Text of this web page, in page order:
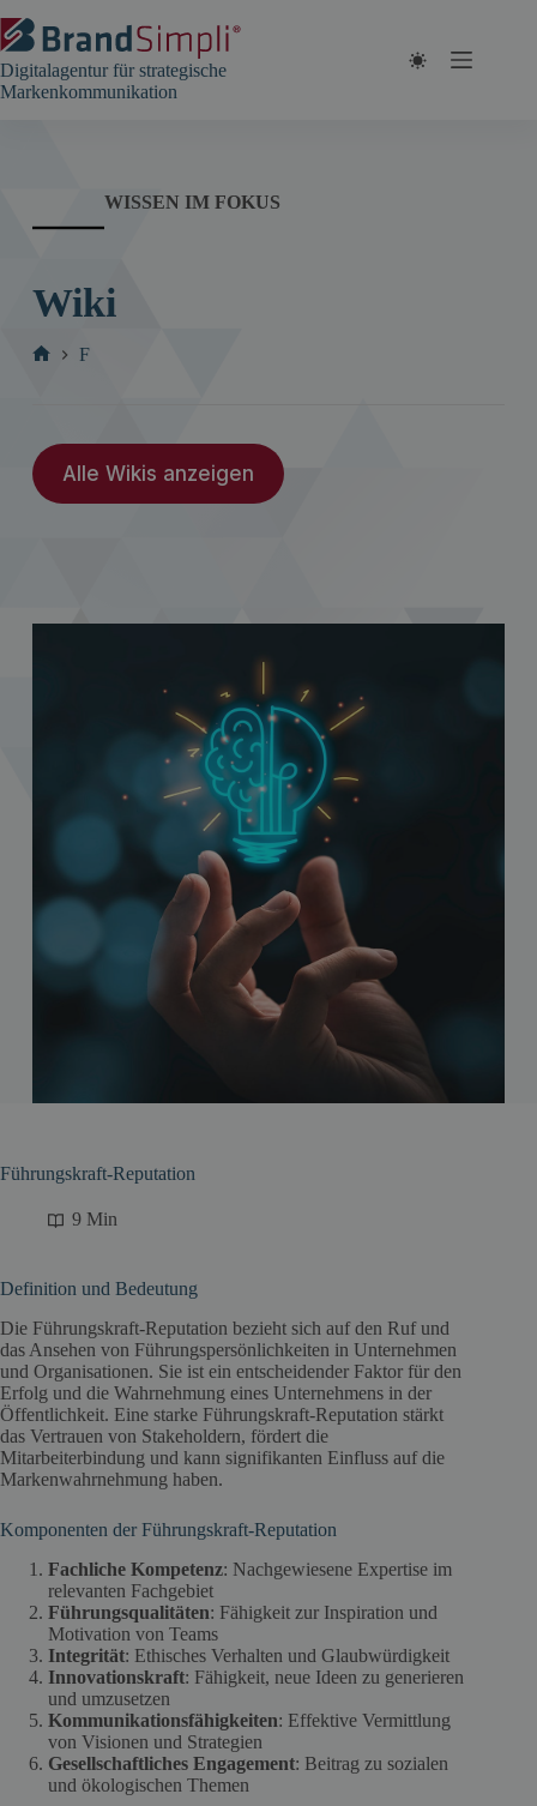
Inhalt
springen
Digitalagentur für strategische
Markenkommunikation
WISSEN IM FOKUS
Wiki
F
Alle Wikis anzeigen
Führungskraft-Reputation
9 Min
Definition und Bedeutung
Die Führungskraft-Reputation bezieht sich auf den Ruf und
das Ansehen von Führungspersönlichkeiten in Unternehmen
und Organisationen. Sie ist ein entscheidender Faktor für den
Erfolg und die Wahrnehmung eines Unternehmens in der
Öffentlichkeit. Eine starke Führungskraft-Reputation stärkt
das Vertrauen von Stakeholdern, fördert die
Mitarbeiterbindung und kann signifikanten Einfluss auf die
Markenwahrnehmung haben.
Komponenten der Führungskraft-Reputation
Fachliche Kompetenz: Nachgewiesene Expertise im
relevanten Fachgebiet
Führungsqualitäten: Fähigkeit zur Inspiration und
Motivation von Teams
Integrität: Ethisches Verhalten und Glaubwürdigkeit
Innovationskraft: Fähigkeit, neue Ideen zu generieren
und umzusetzen
Kommunikationsfähigkeiten: Effektive Vermittlung
von Visionen und Strategien
Gesellschaftliches Engagement: Beitrag zu sozialen
und ökologischen Themen